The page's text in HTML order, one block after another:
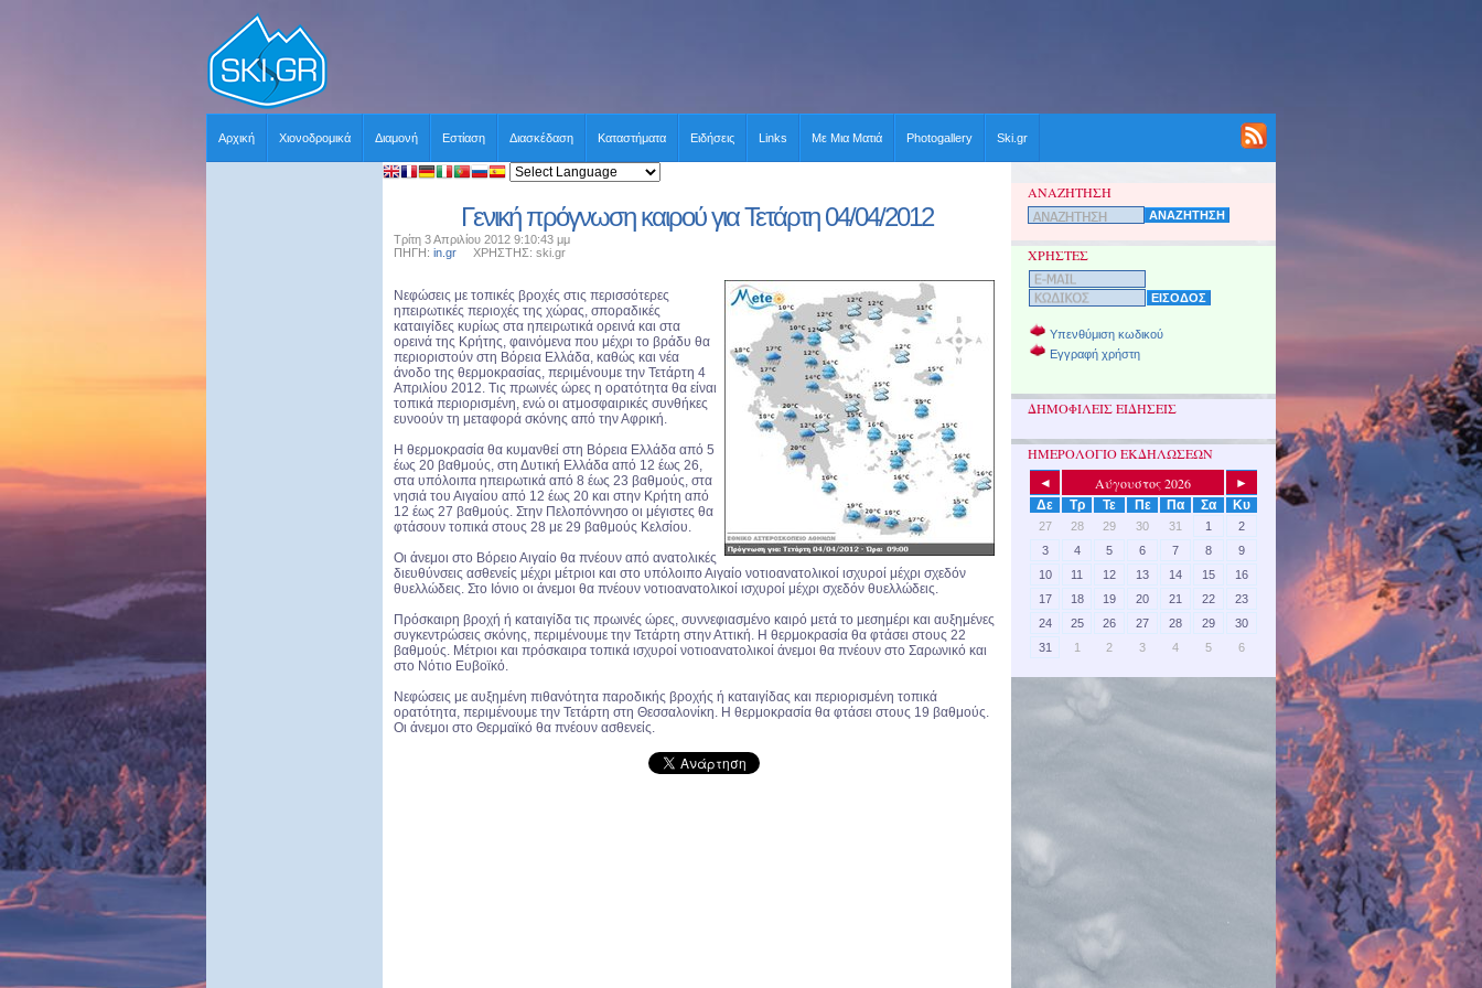
Αρχική Χιονοδρομικά Διαμονή Εστίαση Διασκέδαση Καταστήματα Ειδήσεις Links Με Μια Ματιά Photogallery Ski.gr
Γενική πρόγνωση καιρού για Τετάρτη 04/04/2012
Τρίτη 3 Απριλίου 2012 9:10:43 μμ
ΠΗΓΗ: in.gr ΧΡΗΣΤΗΣ: ski.gr
Νεφώσεις με τοπικές βροχές στις περισσότερες
ηπειρωτικές περιοχές της χώρας, σποραδικές
καταιγίδες κυρίως στα ηπειρωτικά ορεινά και στα
ορεινά της Κρήτης, φαινόμενα που μέχρι το βράδυ θα
περιοριστούν στη Βόρεια Ελλάδα, καθώς και νέα
άνοδο της θερμοκρασίας, περιμένουμε την Τετάρτη 4
Απριλίου 2012. Τις πρωινές ώρες η ορατότητα θα είναι
τοπικά περιορισμένη, ενώ οι ατμοσφαιρικές συνθήκες
ευνοούν τη μεταφορά σκόνης από την Αφρική.
Η θερμοκρασία θα κυμανθεί στη Βόρεια Ελλάδα από 5
έως 20 βαθμούς, στη Δυτική Ελλάδα από 12 έως 26,
στα υπόλοιπα ηπειρωτικά από 8 έως 23 βαθμούς, στα
νησιά του Αιγαίου από 12 έως 20 και στην Κρήτη από
12 έως 27 βαθμούς. Στην Πελοπόννησο οι μέγιστες θα
φτάσουν τοπικά στους 28 με 29 βαθμούς Κελσίου.
Οι άνεμοι στο Βόρειο Αιγαίο θα πνέουν από ανατολικές
διευθύνσεις ασθενείς μέχρι μέτριοι και στο υπόλοιπο Αιγαίο νοτιοανατολικοί ισχυροί μέχρι σχεδόν
θυελλώδεις. Στο Ιόνιο οι άνεμοι θα πνέουν νοτιοανατολικοί ισχυροί μέχρι σχεδόν θυελλώδεις.
Πρόσκαιρη βροχή ή καταιγίδα τις πρωινές ώρες, συννεφιασμένο καιρό μετά το μεσημέρι και αυξημένες
συγκεντρώσεις σκόνης, περιμένουμε την Τετάρτη στην Αττική. Η θερμοκρασία θα φτάσει στους 22
βαθμούς. Μέτριοι και πρόσκαιρα τοπικά ισχυροί νοτιοανατολικοί άνεμοι θα πνέουν στο Σαρωνικό και
στο Νότιο Ευβοϊκό.
Νεφώσεις με αυξημένη πιθανότητα παροδικής βροχής ή καταιγίδας και περιορισμένη τοπικά
ορατότητα, περιμένουμε την Τετάρτη στη Θεσσαλονίκη. Η θερμοκρασία θα φτάσει στους 19 βαθμούς.
Οι άνεμοι στο Θερμαϊκό θα πνέουν ασθενείς.
ΑΝΑΖΗΤΗΣΗ
ΧΡΗΣΤΕΣ
Υπενθύμιση κωδικού
Εγγραφή χρήστη
ΔΗΜΟΦΙΛΕΙΣ ΕΙΔΗΣΕΙΣ
ΗΜΕΡΟΛΟΓΙΟ ΕΚΔΗΛΩΣΕΩΝ
◄ Αύγουστος 2026
►
Δε
Τρ Τε Πε Πα Σα Κυ
27 28 29 30 31 1
2
3
4 5 6 7 8
9
10
11 12 13 14 15
16
17
18 19 20 21 22
23
24
25 26 27 28 29
30
31
1 2 3 4 5 6